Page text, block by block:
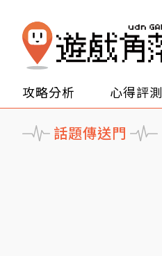
攻略分析 心得評測
話題傳送門